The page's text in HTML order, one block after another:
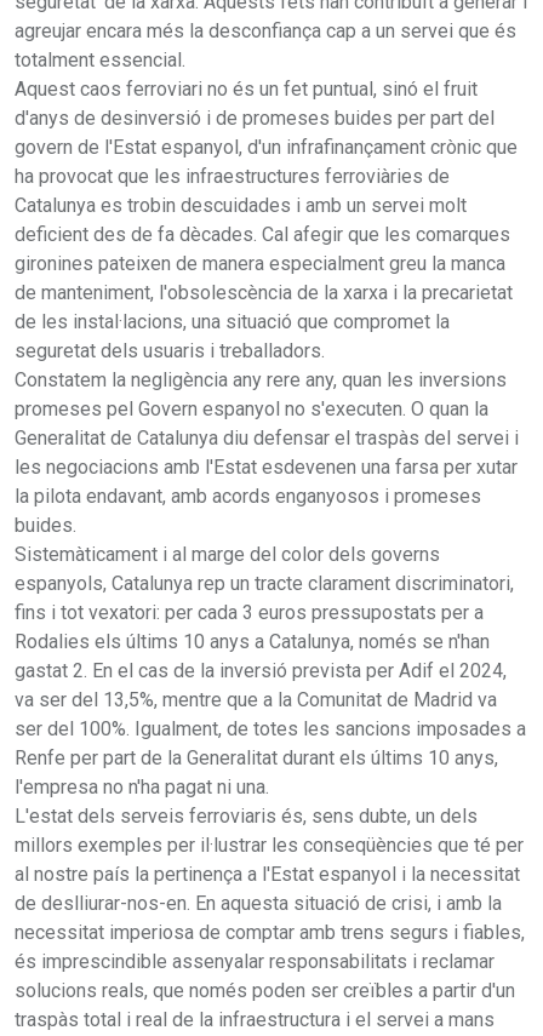
agreujar encara més la desconfiança cap a un servei que és
totalment essencial.
Aquest caos ferroviari no és un fet puntual, sinó el fruit
d'anys de desinversió i de promeses buides per part del
govern de l'Estat espanyol, d'un infrafinançament crònic que
ha provocat que les infraestructures ferroviàries de
Catalunya es trobin descuidades i amb un servei molt
deficient des de fa dècades. Cal afegir que les comarques
gironines pateixen de manera especialment greu la manca
de manteniment, l'obsolescència de la xarxa i la precarietat
de les instal·lacions, una situació que compromet la
seguretat dels usuaris i treballadors.
Constatem la negligència any rere any, quan les inversions
promeses pel Govern espanyol no s'executen. O quan la
Generalitat de Catalunya diu defensar el traspàs del servei i
les negociacions amb l'Estat esdevenen una farsa per xutar
la pilota endavant, amb acords enganyosos i promeses
buides.
Sistemàticament i al marge del color dels governs
espanyols, Catalunya rep un tracte clarament discriminatori,
fins i tot vexatori: per cada 3 euros pressupostats per a
Rodalies els últims 10 anys a Catalunya, només se n'han
gastat 2. En el cas de la inversió prevista per Adif el 2024,
va ser del 13,5%, mentre que a la Comunitat de Madrid va
ser del 100%. Igualment, de totes les sancions imposades a
Renfe per part de la Generalitat durant els últims 10 anys,
l'empresa no n'ha pagat ni una.
L'estat dels serveis ferroviaris és, sens dubte, un dels
millors exemples per il·lustrar les conseqüències que té per
al nostre país la pertinença a l'Estat espanyol i la necessitat
de deslliurar-nos-en. En aquesta situació de crisi, i amb la
necessitat imperiosa de comptar amb trens segurs i fiables,
és imprescindible assenyalar responsabilitats i reclamar
solucions reals, que només poden ser creïbles a partir d'un
traspàs total i real de la infraestructura i el servei a mans